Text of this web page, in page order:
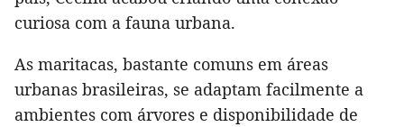
curiosa com a fauna urbana.
As maritacas, bastante comuns em áreas
urbanas brasileiras, se adaptam facilmente a
ambientes com árvores e disponibilidade de